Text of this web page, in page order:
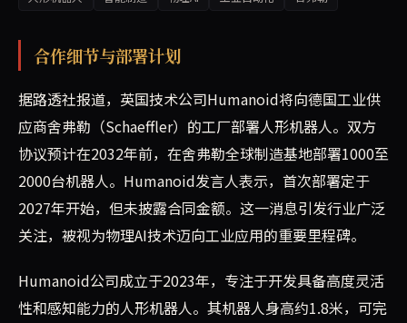
合作细节与部署计划
据路透社报道，英国技术公司Humanoid将向德国工业供
应商舍弗勒（Schaeffler）的工厂部署人形机器人。双方
协议预计在2032年前，在舍弗勒全球制造基地部署1000至
2000台机器人。Humanoid发言人表示，首次部署定于
2027年开始，但未披露合同金额。这一消息引发行业广泛
关注，被视为物理AI技术迈向工业应用的重要里程碑。
Humanoid公司成立于2023年，专注于开发具备高度灵活
性和感知能力的人形机器人。其机器人身高约1.8米，可完